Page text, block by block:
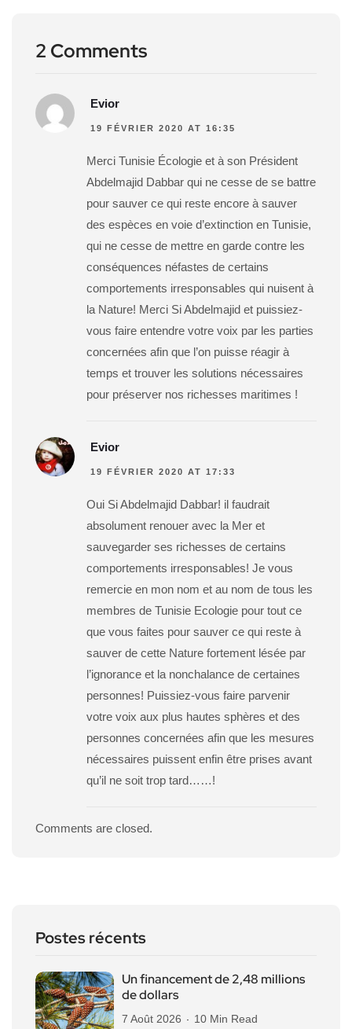
2 Comments
Evior
19 FÉVRIER 2020 AT 16:35
Merci Tunisie Écologie et à son Président
Abdelmajid Dabbar qui ne cesse de se battre
pour sauver ce qui reste encore à sauver
des espèces en voie d’extinction en Tunisie,
qui ne cesse de mettre en garde contre les
conséquences néfastes de certains
comportements irresponsables qui nuisent à
la Nature! Merci Si Abdelmajid et puissiez-
vous faire entendre votre voix par les parties
concernées afin que l’on puisse réagir à
temps et trouver les solutions nécessaires
pour préserver nos richesses maritimes !
Evior
19 FÉVRIER 2020 AT 17:33
Oui Si Abdelmajid Dabbar! il faudrait
absolument renouer avec la Mer et
sauvegarder ses richesses de certains
comportements irresponsables! Je vous
remercie en mon nom et au nom de tous les
membres de Tunisie Ecologie pour tout ce
que vous faites pour sauver ce qui reste à
sauver de cette Nature fortement lésée par
l’ignorance et la nonchalance de certaines
personnes! Puissiez-vous faire parvenir
votre voix aux plus hautes sphères et des
personnes concernées afin que les mesures
nécessaires puissent enfin être prises avant
qu’il ne soit trop tard……!
Comments are closed.
Postes récents
Un financement de 2,48 millions
de dollars
7 Août 2026 10 Min Read